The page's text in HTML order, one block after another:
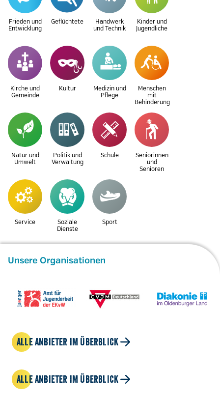
Frieden und
Entwicklung
Geflüchtete
Handwerk
und Technik
Kinder und
Jugendliche
Kirche und
Gemeinde
Kultur
Medizin und
Pflege
Menschen
mit
Behinderung
Natur und
Umwelt
Politik und
Verwaltung
Schule
Seniorinnen
und
Senioren
Service
Soziale
Dienste
Sport
Unsere Organisationen
ALLE ANBIETER IM ÜBERBLICK
ALLE ANBIETER IM ÜBERBLICK